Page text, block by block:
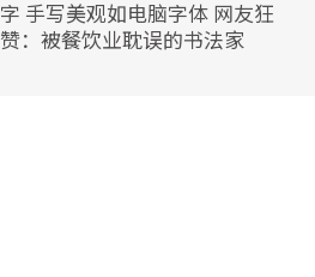
字 手写美观如电脑字体 网友狂
赞：被餐饮业耽误的书法家